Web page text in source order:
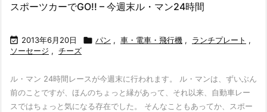
スポーツカーでGO!! – 今週末ル・マン24時間
 2013年6月20日  パン , 車・電車・飛行機 , ランチプレート ,
ソーセージ , チーズ
ル・マン 24時間レースが今週末に行われます。 ル・マンは、ずいぶん
前のことですが、ほんのちょっと縁があって、それ以来、自動車レー
スではちょっと気になる存在でした。 そんなこともあってか、スポー